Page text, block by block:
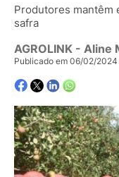
Produtores mantêm
safra
AGROLINK - Aline
Publicado em 06/02/2024